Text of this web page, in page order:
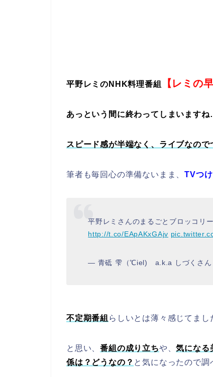
平野レミのNHK料理番組 【レミの
あっという間に終わってしまいます
スピード感が半端なく、ライブなの
筆者も毎回心の準備ないまま、TVつ
平野レミさんのまるごとブロッコリ
http://t.co/EApAKxGAjv
— 青砥 雫（℃iel) a.k.a しづくさ
不定期番組 らしいとは薄々感じてまし
と思い、番組の成り立ちや、気になる
係は？どうなの？ と気になったので調